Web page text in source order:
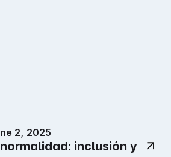
2, 2025
inclusión y